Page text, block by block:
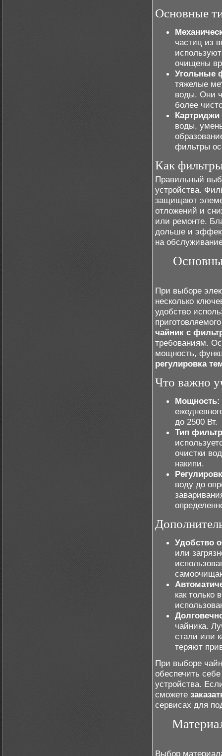
Основные
частиц из
очищены
Угольные
тяжелые
воды. Они
более
воды,
фильтры
Как
Правильный
устройства.
защищают
отложений и
или ремонте.
дольше и
на
При выборе
несколько
удобство
чайник с
требованиям.
мощность,
регулировка
Что важно
Мощность:
до 2500 Вт.
Тип
очистки
накипи.
воду до
Удобство
или
как только
чайника.
стали или
теряют
При выборе
обеспечить
устройства.
сможете
сервисах для
Выбор